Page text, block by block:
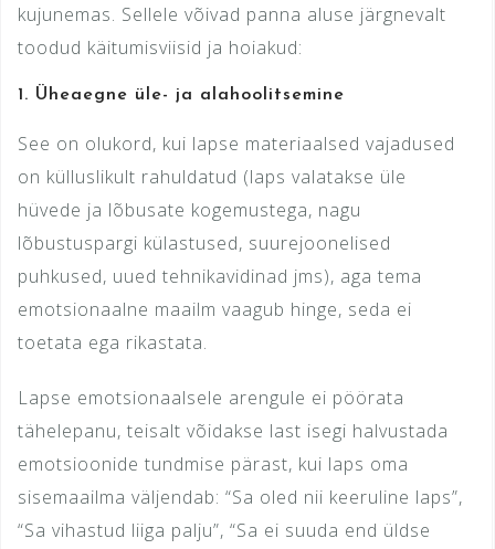
kujunemas. Sellele võivad panna aluse järgnevalt
toodud käitumisviisid ja hoiakud:
1. Üheaegne üle- ja alahoolitsemine
See on olukord, kui lapse materiaalsed vajadused
on külluslikult rahuldatud (laps valatakse üle
hüvede ja lõbusate kogemustega, nagu
lõbustuspargi külastused, suurejoonelised
puhkused, uued tehnikavidinad jms), aga tema
emotsionaalne maailm vaagub hinge, seda ei
toetata ega rikastata.
Lapse emotsionaalsele arengule ei pöörata
tähelepanu, teisalt võidakse last isegi halvustada
emotsioonide tundmise pärast, kui laps oma
sisemaailma väljendab: “Sa oled nii keeruline laps”,
“Sa vihastud liiga palju”, “Sa ei suuda end üldse